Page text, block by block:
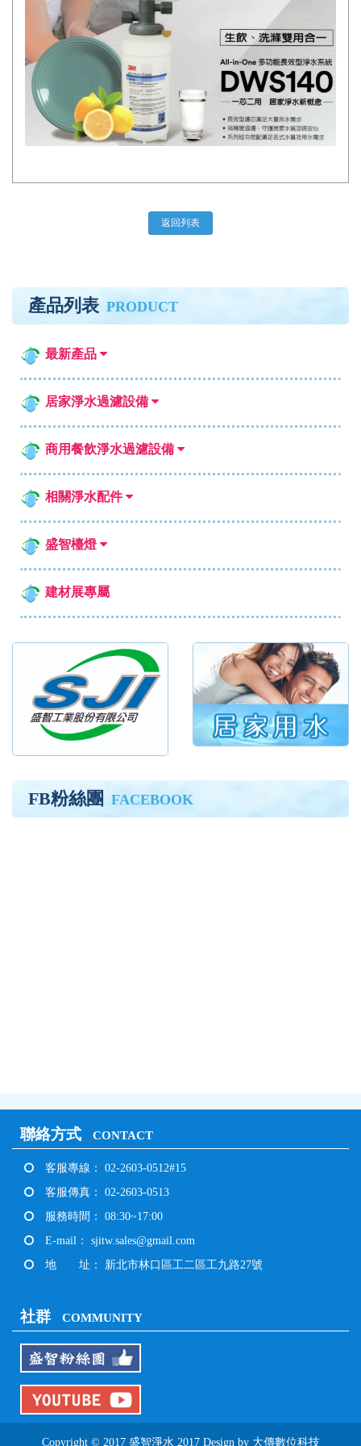
返回列表
產品列表 PRODUCT
最新產品
居家淨水過濾設備
商用餐飲淨水過濾設備
相關淨水配件
盛智檯燈
建材展專屬
FB粉絲團 FACEBOOK
聯絡方式 CONTACT
客服專線： 02-2603-0512#15
客服傳真： 02-2603-0513
服務時間： 08:30~17:00
E-mail： sjitw.sales@gmail.com
地 址： 新北市林口區工二區工九路27號
社群 COMMUNITY
Copyright © 2017 盛智淨水 2017 Design by 大傳數位科技